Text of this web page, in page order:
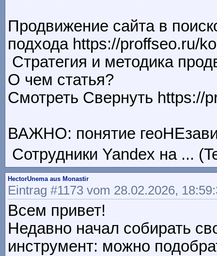
Продвижение сайта в
подхода https://proffseo.ru/
Стратегия и методика
О чем статья?
Смотреть Свернуть https://
ВАЖНО: понятие
Сотрудники Yandex на ...
HectorUnema aus Monastir
Eintrag #1173 vom 28.02.2026,
Всем привет!
Недавно начал собирать
инструмент: можно